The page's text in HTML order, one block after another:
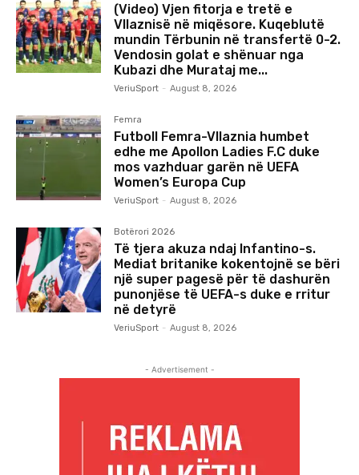
(Video) Vjen fitorja e tretë e
Vllaznisë në miqësore. Kuqeblutë
mundin Tërbunin në transfertë 0-2.
Vendosin golat e shënuar nga
Kubazi dhe Murataj me...
VeriuSport - August 8, 2026
Femra
Futboll Femra-Vllaznia humbet
edhe me Apollon Ladies F.C duke
mos vazhduar garën në UEFA
Women’s Europa Cup
VeriuSport - August 8, 2026
Botërori 2026
Të tjera akuza ndaj Infantino-s.
Mediat britanike kokentojnë se bëri
një super pagesë për të dashurën
punonjëse të UEFA-s duke e rritur
në detyrë
VeriuSport - August 8, 2026
- Advertisement -